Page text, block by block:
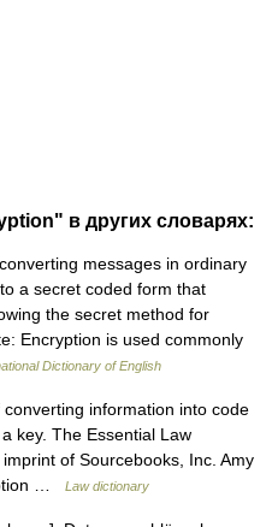
в других словарях:
messages in ordinary
a secret coded form that
the secret method for
Encryption is used commonly
Dictionary of English
information into code
key. The Essential Law
of Sourcebooks, Inc. Amy
…
Law dictionary